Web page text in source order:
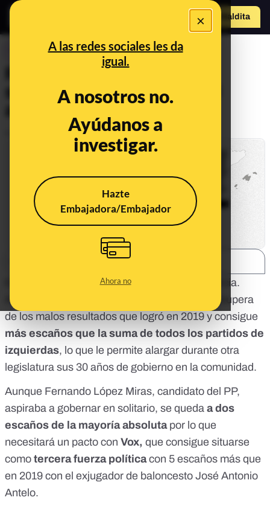
×
A las redes sociales les da
igual.
A nosotros no.
Ayúdanos a
investigar.
Hazte
Embajadora/Embajador
Ahora no
Hazte Maldita
CONTROL DEL PODER
Resultados Murcia: el PP
seguirá gobernando con el
apoyo de Vox
May 29, 2023, 9:42:37 AM
El PP ha obtenido unavictoria holgada en Murcia.
Aunque no alcanza la mayoría absoluta, se recupera
de los malos resultados que logró en 2019 y consigue
más escaños que la suma de todos los partidos de
izquierdas, lo que le permite alargar durante otra
legislatura sus 30 años de gobierno en la comunidad.
Aunque Fernando López Miras, candidato del PP,
aspiraba a gobernar en solitario, se queda a dos
escaños de la mayoría absolutapor lo que
necesitará un pacto con Vox, que consigue situarse
como tercera fuerza políticacon 5 escaños más que
en 2019 con el exjugador de baloncesto José Antonio
Antelo.